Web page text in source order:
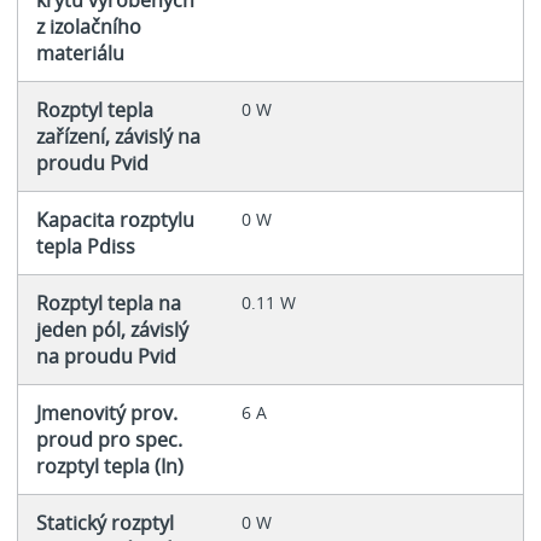
z izolačního
materiálu
Rozptyl tepla
zařízení, závislý na
proudu Pvid
0 W
Kapacita rozptylu
tepla Pdiss
0 W
Rozptyl tepla na
jeden pól, závislý
na proudu Pvid
0.11 W
Jmenovitý prov.
proud pro spec.
rozptyl tepla (In)
6 A
Statický rozptyl
0 W